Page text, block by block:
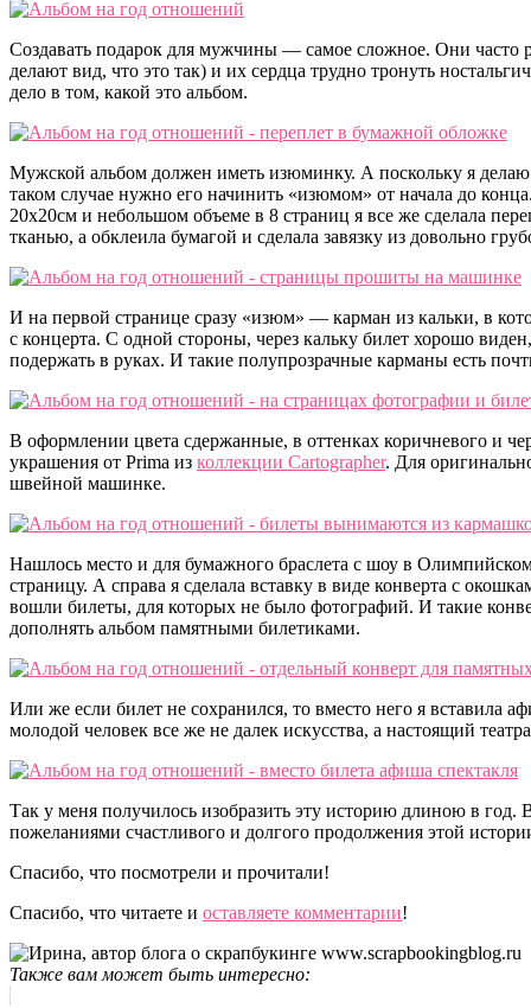
Создавать подарок для мужчины — самое сложное. Они часто
делают вид, что это так) и их сердца трудно тронуть
дело в том, какой это альбом.
Мужской альбом должен иметь изюминку. А поскольку я
таком случае нужно его начинить «изюмом» от начала до
20х20см и небольшом объеме в 8 страниц я все же сделала
тканью, а обклеила бумагой и сделала завязку из довольно
И на первой странице сразу «изюм» — карман из кальки, в
с концерта. С одной стороны, через кальку билет хорошо
подержать в руках. И такие полупрозрачные карманы есть
В оформлении цвета сдержанные, в оттенках коричневого и
украшения от Prima из коллекции Cartographer. Для
швейной машинке.
Нашлось место и для бумажного браслета с шоу в
страницу. А справа я сделала вставку в виде конверта с
вошли билеты, для которых не было фотографий. И такие
дополнять альбом памятными билетиками.
Или же если билет не сохранился, то вместо него я вставила
молодой человек все же не далек искусства, а настоящий
Так у меня получилось изобразить эту историю длиною в год.
пожеланиями счастливого и долгого продолжения этой
Спасибо, что посмотрели и прочитали!
Спасибо, что читаете и оставляете комментарии!
Также вам может быть интересно: